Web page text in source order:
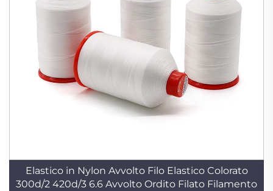
Elastico in Nylon Avvolto Filo Elastico Colorato
300d/2 420d/3 6.6 Avvolto Ordito Filato Filamento